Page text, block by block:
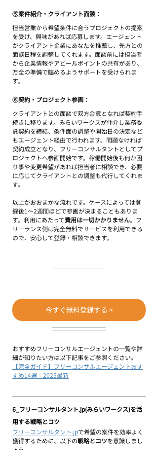
⑤案件紹介・クライアント面談：
担当営業から希望条件に合うプロジェクトの提案
を受け、興味があれば応募します。エージェント
がクライアント企業にあなたを推薦し、先方との
面談日程を調整してくれます。面談前には担当者
から企業情報やアピールポイントの共有があり、
万全の準備で臨めるようサポートを受けられま
す。
⑥契約・プロジェクト参画：
クライアントとの面談で双方合意となれば契約手
続きに移ります。みらいワークスが仲介し業務委
託契約を締結、条件面の調整や開始日の決定など
もエージェント経由で行われます。問題なければ
契約成立となり、フリーコンサルタントとしてプ
ロジェクトへ参画開始です。稼働開始後も何か困
り事や変更希望があれば担当者に相談でき、必要
に応じてクライアントとの調整も代行してくれま
す。
以上がおおまかな流れです。ケースによっては登
録後1～2週間ほどで参画が決まることもありま
す。利用にあたって費用は一切かかりません。フ
リーランス側は完全無料でサービスを利用できる
ので、安心して登録・相談できます。
今すぐ無料登録する >
おすすめフリーコンサルエージェントの一覧や詳
細が知りたい方は以下記事をご参照ください。
【完全ガイド】フリーコンサルエージェントおす
すめ14選｜2025最新
6_フリーコンサルタント.jp(みらいワークス)を活
用する戦略とコツ
フリーコンサルタント.jpで希望の案件を効率よく
獲得するために、以下の戦略とコツを意識しまし
ょう。